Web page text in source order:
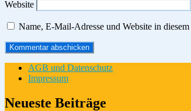
Website
Name, E-Mail-Adresse und Website in
AGB und Datenschutz
Impressum
Neueste Beiträge